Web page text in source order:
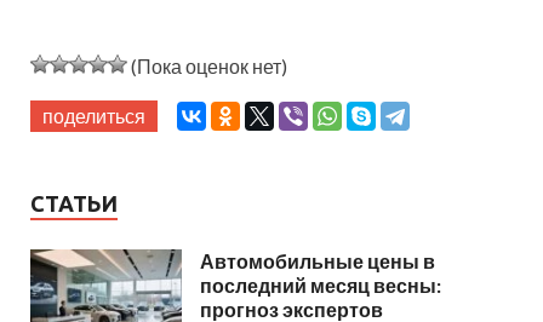
(Пока оценок нет)
поделиться
СТАТЬИ
Автомобильные цены в
последний месяц весны:
прогноз экспертов